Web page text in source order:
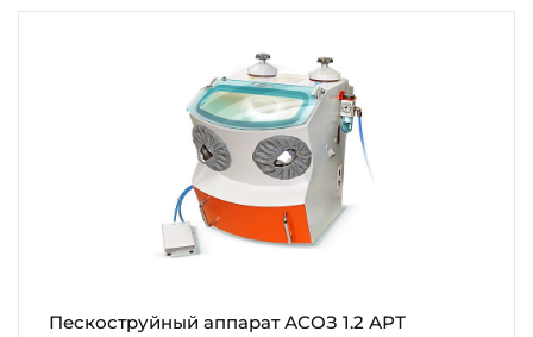
Пескоструйный аппарат АСОЗ 1.2 АРТ